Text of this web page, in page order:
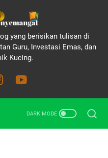
yang berisikan tulisan di
Guru, Investasi Emas, dan
Kucing.